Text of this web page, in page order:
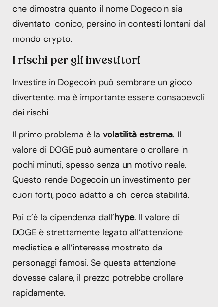
che dimostra quanto il nome Dogecoin sia
diventato iconico, persino in contesti lontani dal
mondo crypto.
I rischi per gli investitori
Investire in Dogecoin può sembrare un gioco
divertente, ma è importante essere consapevoli
dei rischi.
Il primo problema è la volatilità estrema. Il
valore di DOGE può aumentare o crollare in
pochi minuti, spesso senza un motivo reale.
Questo rende Dogecoin un investimento per
cuori forti, poco adatto a chi cerca stabilità.
Poi c’è la dipendenza dall’hype. Il valore di
DOGE è strettamente legato all’attenzione
mediatica e all’interesse mostrato da
personaggi famosi. Se questa attenzione
dovesse calare, il prezzo potrebbe crollare
rapidamente.